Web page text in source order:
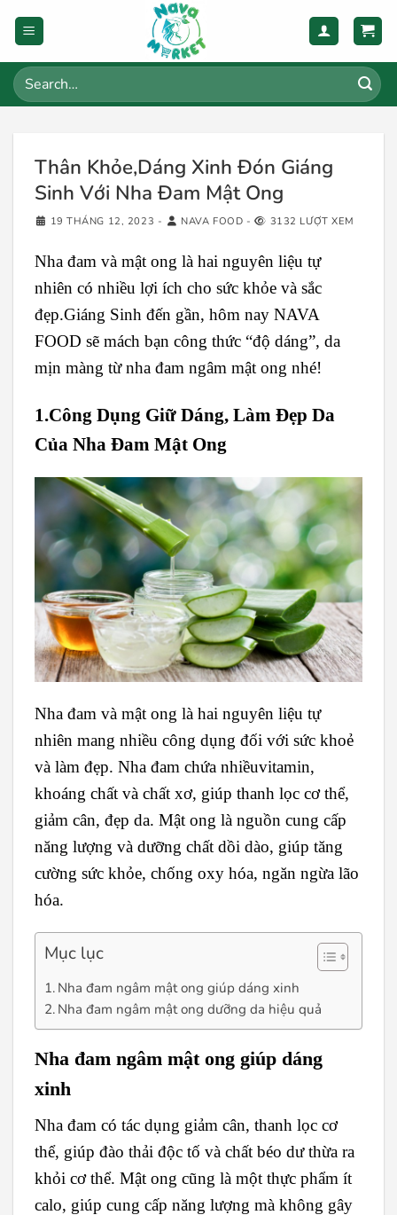
Search
for:
Thân Khỏe,Dáng Xinh Đón Giáng
Sinh Với Nha Đam Mật Ong
19 THÁNG 12, 2023 - NAVA FOOD - 3132 LƯỢT XEM
Nha đam và mật ong là hai nguyên liệu tự
nhiên có nhiều lợi ích cho sức khỏe và sắc
đẹp.Giáng Sinh đến gần, hôm nay NAVA
FOOD sẽ mách bạn công thức “độ dáng”, da
mịn màng từ nha đam ngâm mật ong nhé!
1.Công Dụng Giữ Dáng, Làm Đẹp Da
Của Nha Đam Mật Ong
Nha đam và mật ong là hai nguyên liệu tự
nhiên mang nhiều công dụng đối với sức khoẻ
và làm đẹp. Nha đam chứa nhiềuvitamin,
khoáng chất và chất xơ, giúp thanh lọc cơ thể,
giảm cân, đẹp da. Mật ong là nguồn cung cấp
năng lượng và dưỡng chất dồi dào, giúp tăng
cường sức khỏe, chống oxy hóa, ngăn ngừa lão
hóa.
Mục lục
Nha đam ngâm mật ong giúp dáng xinh
Nha đam ngâm mật ong dưỡng da hiệu quả
Nha đam ngâm mật ong giúp dáng
xinh
Nha đam có tác dụng giảm cân, thanh lọc cơ
thể, giúp đào thải độc tố và chất béo dư thừa ra
khỏi cơ thể. Mật ong cũng là một thực phẩm ít
calo, giúp cung cấp năng lượng mà không gây